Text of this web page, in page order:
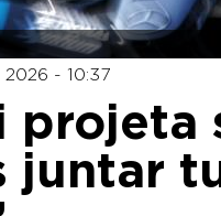
- 10:37
projeta
juntar